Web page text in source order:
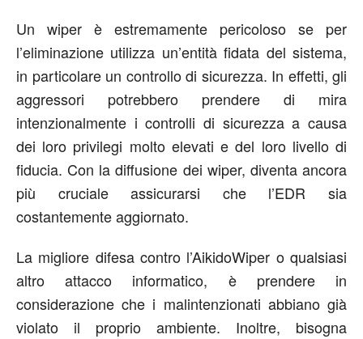
Un wiper è estremamente pericoloso se per
l’eliminazione utilizza un’entità fidata del sistema,
in particolare un controllo di sicurezza. In effetti, gli
aggressori potrebbero prendere di mira
intenzionalmente i controlli di sicurezza a causa
dei loro privilegi molto elevati e del loro livello di
fiducia. Con la diffusione dei wiper, diventa ancora
più cruciale assicurarsi che l’EDR sia
costantemente aggiornato.
La migliore difesa contro l’AikidoWiper o qualsiasi
altro attacco informatico, è prendere in
considerazione che i malintenzionati abbiano già
violato il proprio ambiente. Inoltre, bisogna